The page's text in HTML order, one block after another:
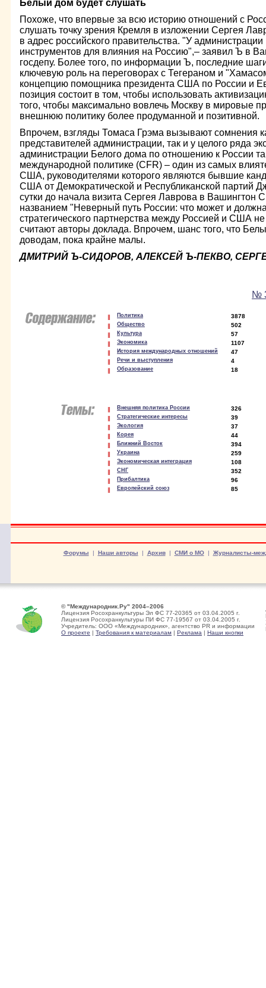
Белый дом будет слушать
Похоже, что впервые за всю историю отношений с
слушать точку зрения Кремля в изложении Сергея
в адрес российского правительства. "У
инструментов для влияния на Россию",– заявил Ъ в
госдепу. Более того, по информации Ъ, последние
ключевую роль на переговорах с Тегераном и
концепцию помощника президента США по России и
позиция состоит в том, чтобы использовать
того, чтобы максимально вовлечь Москву в мировые
внешнюю политику более продуманной и позитивной.
Впрочем, взгляды Томаса Грэма вызывают сомнения
представителей администрации, так и у целого ряда
администрации Белого дома по отношению к России
международной политике (CFR) – один из самых
США, руководителями которого являются бывшие
США от Демократической и Республиканской партий
сутки до начала визита Сергея Лаврова в Вашингтон
названием "Неверный путь России: что может и
стратегического партнерства между Россией и США
считают авторы доклада. Впрочем, шанс того, что
доводам, пока крайне малы.
ДМИТРИЙ Ъ-СИДОРОВ, АЛЕКСЕЙ Ъ-ПЕКВО,
№
Политика 3878
Общество 502
Культура 57
Экономика 1107
История международных отношений 47
Речи и выступления 4
Образование 18
Внешняя политика России 326
Стратегические интересы 39
Экология 37
Корея 44
Ближний Восток 394
Украина 259
Экономическая интеграция 108
СНГ 352
Прибалтика 96
Европейский союз 85
Форумы | Наши авторы | Архив| СМИ о МО| Журналисты-
© "Международник.Ру" 2004–2006
Лицензия Росохранкультуры Эл ФС 77-20365 от 03.04.2005 г.
Лицензия Росохранкультуры ПИ ФС 77-19567 от 03.04.2005 г.
Учредитель: ООО «Международник», агентство PR и информации
О проекте | Требования к материалам | Реклама | Наши кнопки